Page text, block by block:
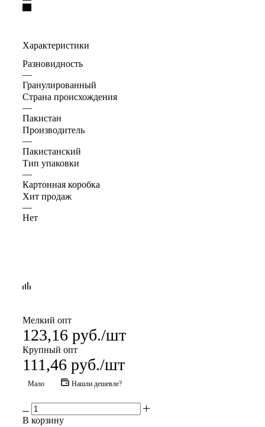
Характеристики
Разновидность
—
Гранулированный
Страна происхождения
—
Пакистан
Производитель
—
Пакистанский
Тип упаковки
—
Картонная коробка
Хит продаж
—
Нет
Мелкий опт
123,16 руб./шт
Крупный опт
111,46 руб./шт
Мало Нашли дешевле?
В корзину